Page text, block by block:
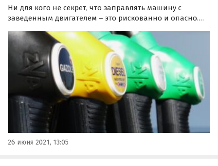
Ни для кого не секрет, что заправлять машину с
заведенным двигателем – это рискованно и опасно.
всего, и какими последствиями чревата такая
заправка, рассказала «Российская газета».
26 июня 2021, 13:05